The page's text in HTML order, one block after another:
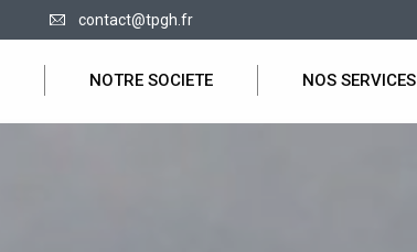
contact@tpgh.fr
NOTRE SOCIETE NOS SERVICES